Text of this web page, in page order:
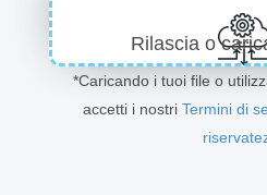
Rilascia o
*Caricando i tuoi file o
accetti i nostri Termini di